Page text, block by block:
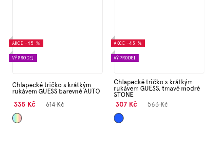
AKCE –45 %
VÝPRODEJ
Chlapecké tričko s krátkým
rukávem GUESS barevné AUTO
335 Kč 614 Kč
Mix
AKCE –45 %
VÝPRODEJ
Chlapecké tričko s krátkým
rukávem GUESS, tmavě modré
STONE
307 Kč 563 Kč
Modrá